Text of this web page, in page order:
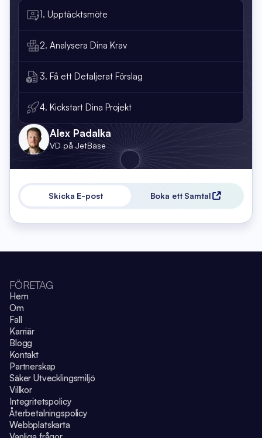
1. Upptäcktsmöte
2. Analysera Dina Krav
3. Få ett Detaljerat Förslag
4. Kickstart Dina Projekt
Alex Padalka
VD på JetBase
Skicka E-post Boka ett Samtal
FÖRETAG
Hem
Om
Fall
Karriär
Blogg
Kontakt
Partnerskap
Säker Utvecklingsmiljö
Villkor
Integritetspolicy
Återbetalningspolicy
Webbplatskarta